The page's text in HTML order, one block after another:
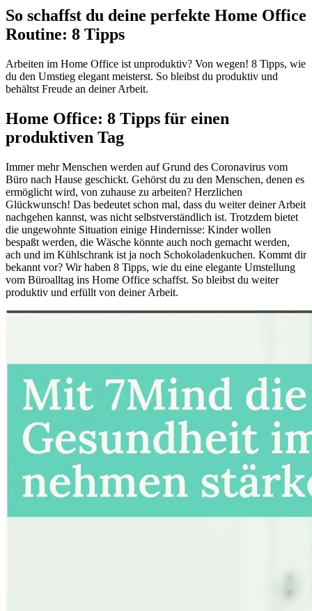
So schaffst du deine perfekte Home Office
Routine: 8 Tipps
Arbeiten im Home Office ist unproduktiv? Von wegen! 8 Tipps, wie
du den Umstieg elegant meisterst. So bleibst du produktiv und
behältst Freude an deiner Arbeit.
Home Office: 8 Tipps für einen
produktiven Tag
Immer mehr Menschen werden auf Grund des Coronavirus vom
Büro nach Hause geschickt. Gehörst du zu den Menschen, denen es
ermöglicht wird, von zuhause zu arbeiten? Herzlichen
Glückwunsch! Das bedeutet schon mal, dass du weiter deiner Arbeit
nachgehen kannst, was nicht selbstverständlich ist. Trotzdem bietet
die ungewohnte Situation einige Hindernisse: Kinder wollen
bespaßt werden, die Wäsche könnte auch noch gemacht werden,
ach und im Kühlschrank ist ja noch Schokoladenkuchen. Kommt dir
bekannt vor? Wir haben 8 Tipps, wie du eine elegante Umstellung
vom Büroalltag ins Home Office schaffst. So bleibst du weiter
produktiv und erfüllt von deiner Arbeit.